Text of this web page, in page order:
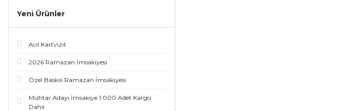
Yeni Ürünler
Acil Kartvizit
2026 Ramazan İmsakiyesi
Özel Baskılı Ramazan İmsakiyesi
Muhtar Adayı İmsakiye 1.000 Adet Kargo
Dahil.